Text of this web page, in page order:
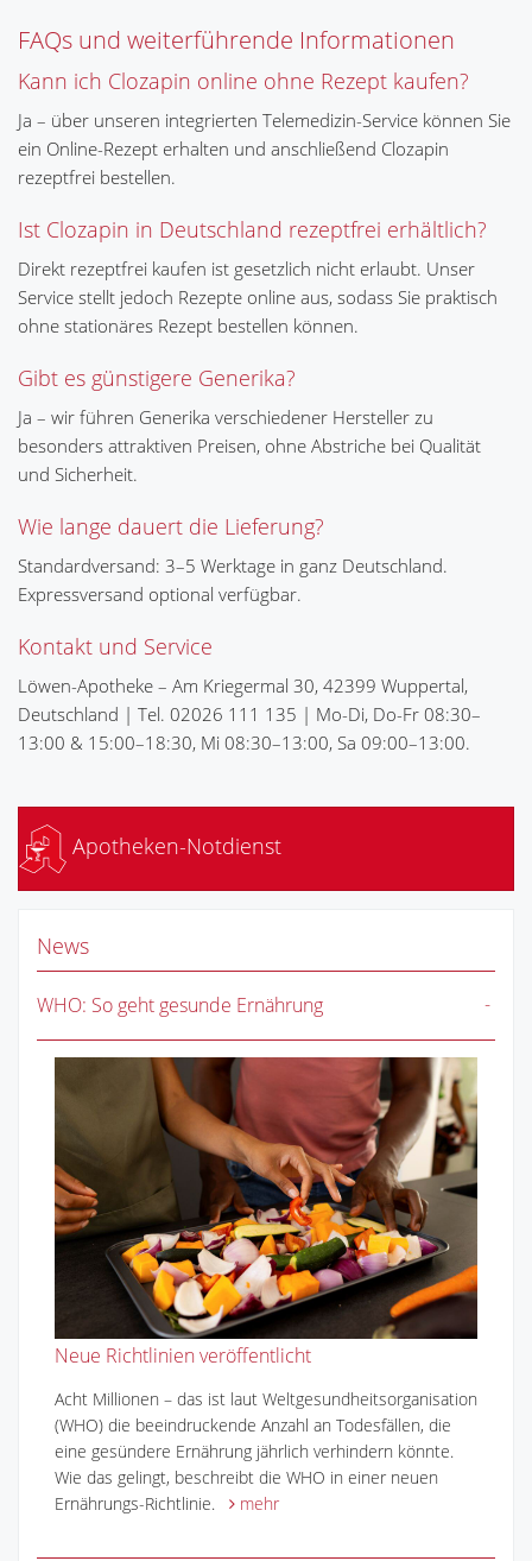
FAQs und weiterführende Informationen
Kann ich Clozapin online ohne Rezept kaufen?
Ja – über unseren integrierten Telemedizin-Service können Sie
ein Online-Rezept erhalten und anschließend Clozapin
rezeptfrei bestellen.
Ist Clozapin in Deutschland rezeptfrei erhältlich?
Direkt rezeptfrei kaufen ist gesetzlich nicht erlaubt. Unser
Service stellt jedoch Rezepte online aus, sodass Sie praktisch
ohne stationäres Rezept bestellen können.
Gibt es günstigere Generika?
Ja – wir führen Generika verschiedener Hersteller zu
besonders attraktiven Preisen, ohne Abstriche bei Qualität
und Sicherheit.
Wie lange dauert die Lieferung?
Standardversand: 3–5 Werktage in ganz Deutschland.
Expressversand optional verfügbar.
Kontakt und Service
Löwen-Apotheke – Am Kriegermal 30, 42399 Wuppertal,
Deutschland | Tel. 02026 111 135 | Mo-Di, Do-Fr 08:30–
13:00 & 15:00–18:30, Mi 08:30–13:00, Sa 09:00–13:00.
Apotheken-Notdienst
News
WHO: So geht gesunde Ernährung
Neue Richtlinien veröffentlicht
Acht Millionen – das ist laut Weltgesundheitsorganisation
(WHO) die beeindruckende Anzahl an Todesfällen, die
eine gesündere Ernährung jährlich verhindern könnte.
Wie das gelingt, beschreibt die WHO in einer neuen
Ernährungs-Richtlinie.
mehr